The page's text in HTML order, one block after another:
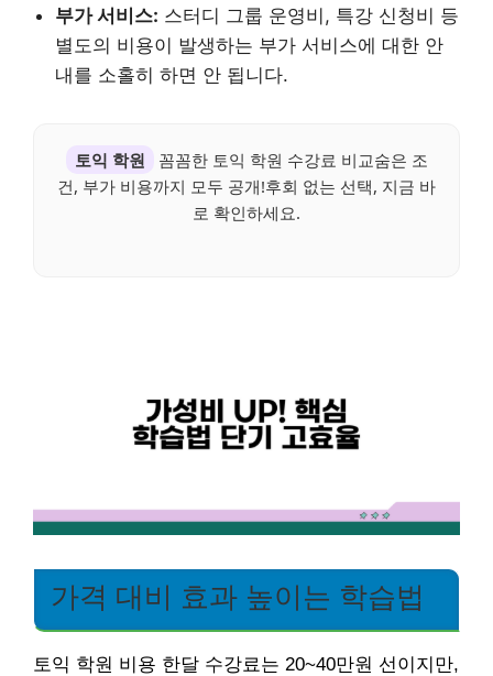
부가 서비스: 스터디 그룹 운영비, 특강 신청비 등
별도의 비용이 발생하는 부가 서비스에 대한 안
내를 소홀히 하면 안 됩니다.
토익 학원
꼼꼼한 토익 학원 수강료 비교숨은 조
건, 부가 비용까지 모두 공개!후회 없는 선택, 지금 바
로 확인하세요.
가격 대비 효과 높이는 학습법
토익 학원 비용 한달 수강료는 20~40만원 선이지만,